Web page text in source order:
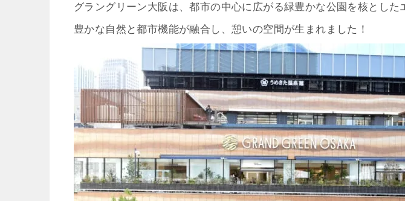
グラングリーン大阪は、都市の中心に広がる緑豊かな公園を核とした
豊かな自然と都市機能が融合し、憩いの空間が生まれました！